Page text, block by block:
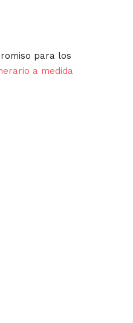
para los
a medida